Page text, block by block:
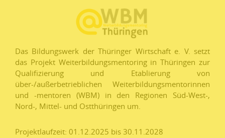
Das Bildungswerk der Thüringer Wirtschaft e. V. setzt
das Projekt Weiterbildungsmentoring in Thüringen zur
Qualifizierung und Etablierung von
über-/außerbetrieblichen Weiterbildungsmentorinnen
und -mentoren (WBM) in den Regionen Süd-West-,
Nord-, Mittel- und Ostthüringen um.
Projektlaufzeit: 01.12.2025 bis 30.11.2028